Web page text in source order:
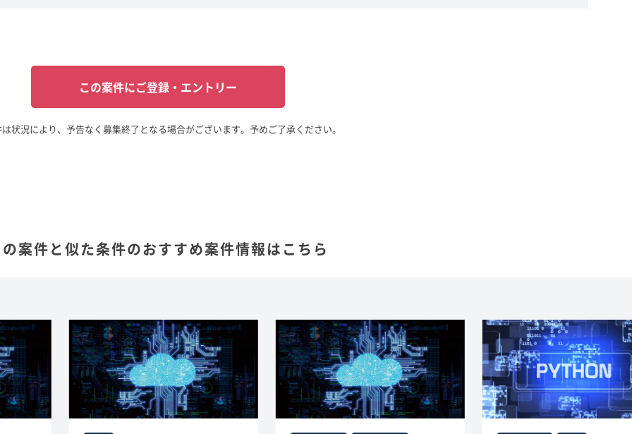
この案件にご登録・エントリー
状況により、予告なく募集終了となる場合がございます。予めご了承ください。
案件と似た条件のおすすめ案件情報はこちら